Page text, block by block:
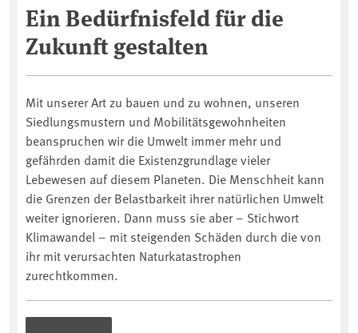
Ein Bedürfnisfeld für die
Zukunft gestalten
Mit unserer Art zu bauen und zu wohnen, unseren
Siedlungsmustern und Mobilitätsgewohnheiten
beanspruchen wir die Umwelt immer mehr und
gefährden damit die Existenzgrundlage vieler
Lebewesen auf diesem Planeten. Die Menschheit kann
die Grenzen der Belastbarkeit ihrer natürlichen Umwelt
weiter ignorieren. Dann muss sie aber – Stichwort
Klimawandel – mit steigenden Schäden durch die von
ihr mit verursachten Naturkatastrophen
zurechtkommen.